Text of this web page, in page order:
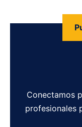
Conectamos
profesionales